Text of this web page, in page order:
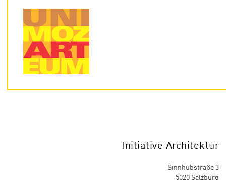
Initiative Architektur
Sinnhubstraße 3
5020 Salzburg